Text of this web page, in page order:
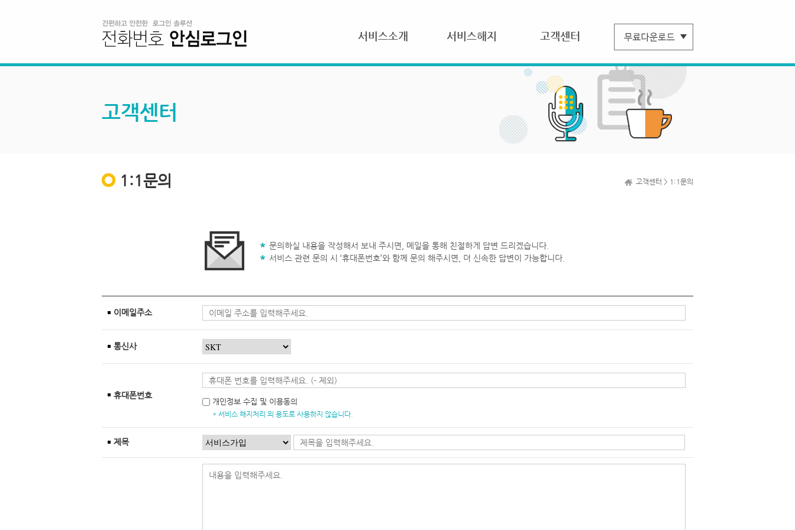
서비스소개 서비스해지 고객센터
고객센터
1:1문의 고객센터 > 1:1문의
문의하실 내용을 작성해서 보내 주시면, 메일을 통해 친절하게 답변 드리겠습니다.
서비스 관련 문의 시 ‘휴대폰번호’와 함께 문의 해주시면, 더 신속한 답변이 가능합니다.
이메일주소
통신사
휴대폰번호
개인정보 수집 및 이용동의
* 서비스 해지처리 외 용도로 사용하지 않습니다.
제목